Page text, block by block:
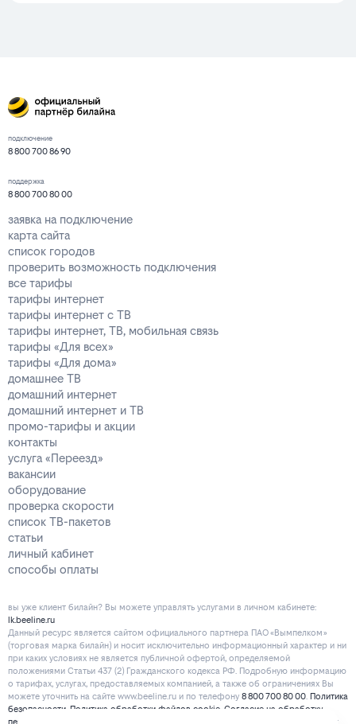
подключение
8 800 700 86 90
поддержка
8 800 700 80 00
заявка на подключение
карта сайта
список городов
проверить возможность подключения
все тарифы
тарифы интернет
тарифы интернет с ТВ
тарифы интернет, ТВ, мобильная связь
тарифы «Для всех»
тарифы «Для дома»
домашнее ТВ
домашний интернет
домашний интернет и ТВ
промо-тарифы и акции
контакты
услуга «Переезд»
вакансии
оборудование
проверка скорости
список ТВ-пакетов
статьи
личный кабинет
способы оплаты
вы уже клиент билайн? Вы можете управлять услугами в личнoм кaбинeтe:
lk.beeline.ru
Данный ресурс является сайтом официального партнера ПАО «Вымпелком»
(торговая марка билайн) и носит исключительно информационный характер и ни
при каких условиях не является публичной офертой, определяемой
положениями Статьи 437 (2) Гражданского кодекса РФ. Подробную информацию
о тарифах, услугах, предоставляемых компанией, а также об ограничениях Вы
можете уточнить на сайте www.beeline.ru и по телефону 8 800 700 80 00. Политика
безопасности Политика обработки файлов cookie Согласие на обработку